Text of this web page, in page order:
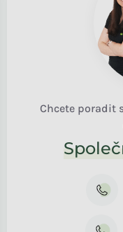
Chcete poradit